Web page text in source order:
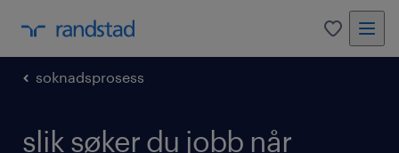
0
soknadsprosess
slik søker du jobb når